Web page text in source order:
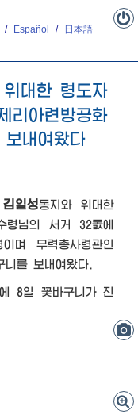
/ Español / 日本語
위대한 령도자
리아련방공화
내여왔다
김일성동지와
위대한
령님의 서거 32돐에
며 무력총사령관인
를 보내여왔다.
8일 꽃바구니가 진